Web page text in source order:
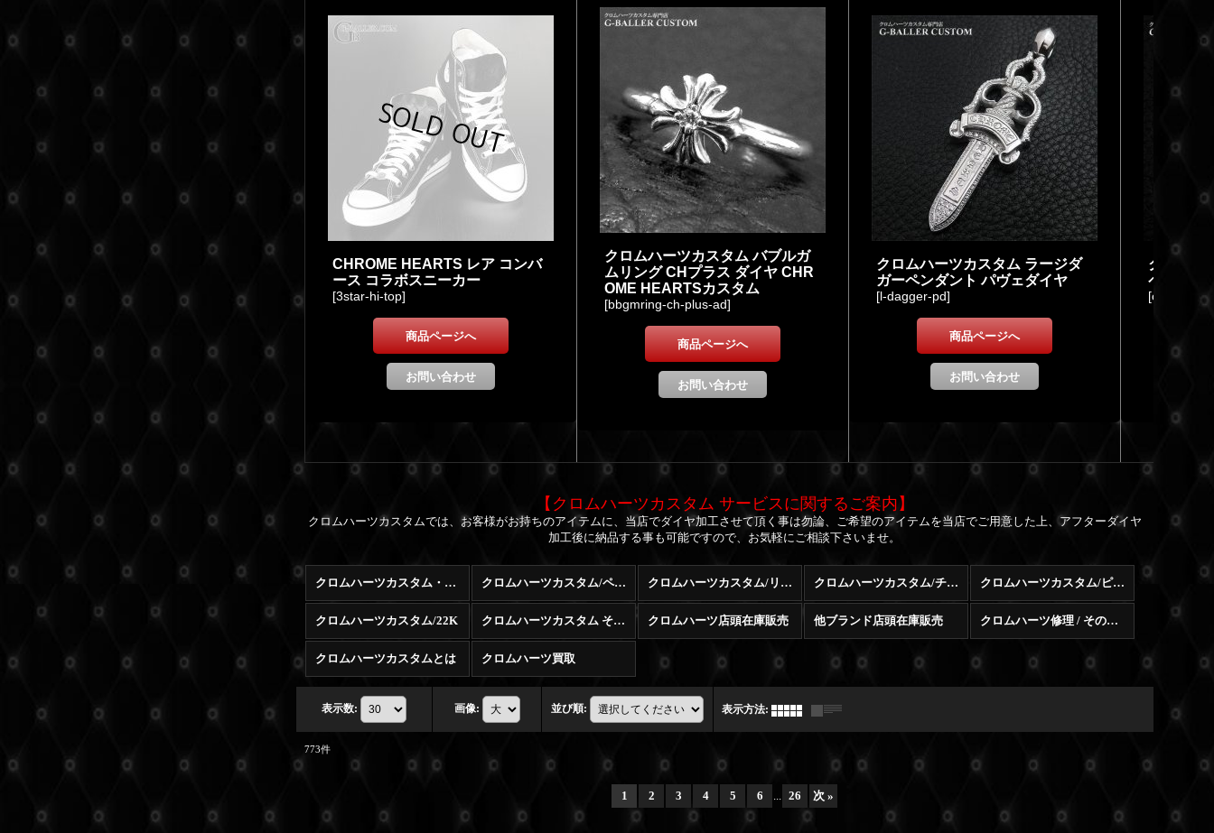
【クロムハーツカスタム サービスに関するご案内】
クロムハーツカスタムでは、お客様がお持ちのアイテムに、当店でダイヤ加工させて頂く事は勿論、ご希望のアイテムを当店でご用意した上、アフターダイヤ
加工後に納品する事も可能ですので、お気軽にご相談下さいませ。
クロムハーツカスタム・修理・販売・買取 (全商品) クロムハーツカスタム/ペンダント クロムハーツカスタム/リング クロムハーツカスタム/チェーン クロムハーツカスタム/ピアス
クロムハーツカスタム/22K クロムハーツカスタム その他 クロムハーツ店頭在庫販売 他ブランド店頭在庫販売 クロムハーツ修理 / その他修理
クロムハーツカスタムとは クロムハーツ買取
表示数: 画像: 並び順: 表示方法:
773件
1 2 3 4 5 6 ... 26 次 »